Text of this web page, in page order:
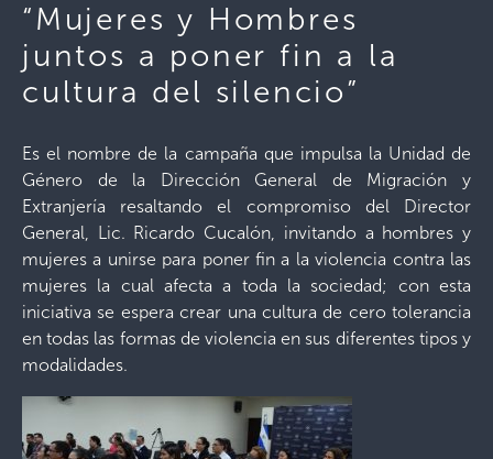
“Mujeres y Hombres
juntos a poner fin a la
cultura del silencio”
Es el nombre de la campaña que impulsa la Unidad de
Género de la Dirección General de Migración y
Extranjería resaltando el compromiso del Director
General, Lic. Ricardo Cucalón, invitando a hombres y
mujeres a unirse para poner fin a la violencia contra las
mujeres la cual afecta a toda la sociedad; con esta
iniciativa se espera crear una cultura de cero tolerancia
en todas las formas de violencia en sus diferentes tipos y
modalidades.